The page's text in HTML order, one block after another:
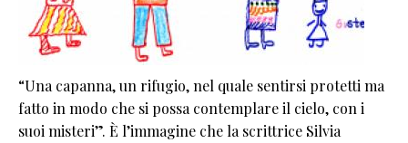
“Una capanna, un rifugio, nel quale sentirsi protetti ma
fatto in modo che si possa contemplare il cielo, con i
suoi misteri”. È l’immagine che la scrittrice Silvia